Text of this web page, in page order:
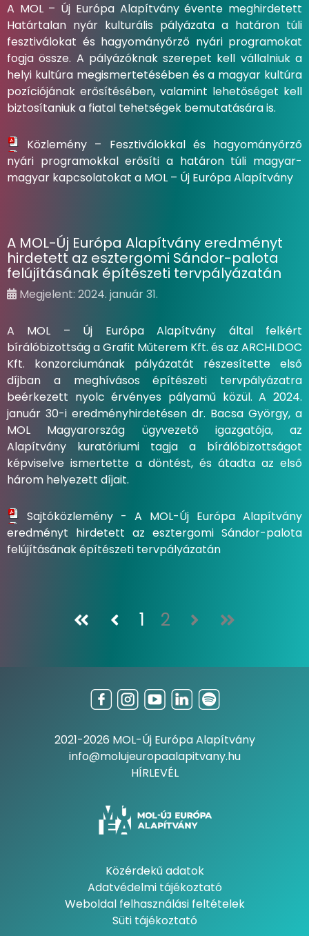
A MOL – Új Európa Alapítvány évente meghirdetett
Határtalan nyár kulturális pályázata a határon túli
fesztiválokat és hagyományőrző nyári programokat
fogja össze. A pályázóknak szerepet kell vállalniuk a
helyi kultúra megismertetésében és a magyar kultúra
pozíciójának erősítésében, valamint lehetőséget kell
biztosítaniuk a fiatal tehetségek bemutatására is.
Közlemény – Fesztiválokkal és hagyományőrző
nyári programokkal erősíti a határon túli magyar-
magyar kapcsolatokat a MOL – Új Európa Alapítvány
A MOL-Új Európa Alapítvány eredményt
hirdetett az esztergomi Sándor-palota
felújításának építészeti tervpályázatán
Megjelent: 2024. január 31.
A MOL – Új Európa Alapítvány által felkért
bírálóbizottság a Grafit Műterem Kft. és az ARCHI.DOC
Kft. konzorciumának pályázatát részesítette első
díjban a meghívásos építészeti tervpályázatra
beérkezett nyolc érvényes pályamű közül. A 2024.
január 30-i eredményhirdetésen dr. Bacsa György, a
MOL Magyarország ügyvezető igazgatója, az
Alapítvány kuratóriumi tagja a bírálóbizottságot
képviselve ismertette a döntést, és átadta az első
három helyezett díjait.
Sajtóközlemény - A MOL-Új Európa Alapítvány
eredményt hirdetett az esztergomi Sándor-palota
felújításának építészeti tervpályázatán
1 2
2021-2026 MOL-Új Európa Alapítvány
info@molujeuropaalapitvany.hu
HÍRLEVÉL
Közérdekű adatok
Adatvédelmi tájékoztató
Weboldal felhasználási feltételek
Süti tájékoztató